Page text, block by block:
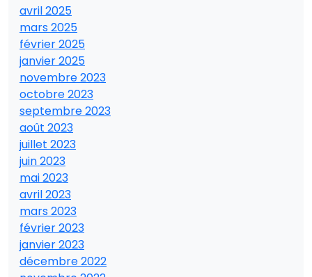
avril 2025
mars 2025
février 2025
janvier 2025
novembre 2023
octobre 2023
septembre 2023
août 2023
juillet 2023
juin 2023
mai 2023
avril 2023
mars 2023
février 2023
janvier 2023
décembre 2022